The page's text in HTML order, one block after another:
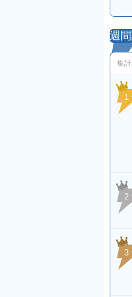
週
集計
1
2
3